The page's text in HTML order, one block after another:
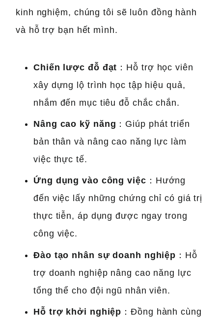
kinh nghiệm, chúng tôi sẽ luôn đồng hành
và hỗ trợ bạn hết mình.
Chiến lược đỗ đạt ：Hỗ trợ học viên
xây dựng lộ trình học tập hiệu quả,
nhắm đến mục tiêu đỗ chắc chắn.
Nâng cao kỹ năng ：Giúp phát triển
bản thân và nâng cao năng lực làm
việc thực tế.
Ứng dụng vào công việc ：Hướng
đến việc lấy những chứng chỉ có giá trị
thực tiễn, áp dụng được ngay trong
công việc.
Đào tạo nhân sự doanh nghiệp ：Hỗ
trợ doanh nghiệp nâng cao năng lực
tổng thể cho đội ngũ nhân viên.
Hỗ trợ khởi nghiệp ：Đồng hành cùng